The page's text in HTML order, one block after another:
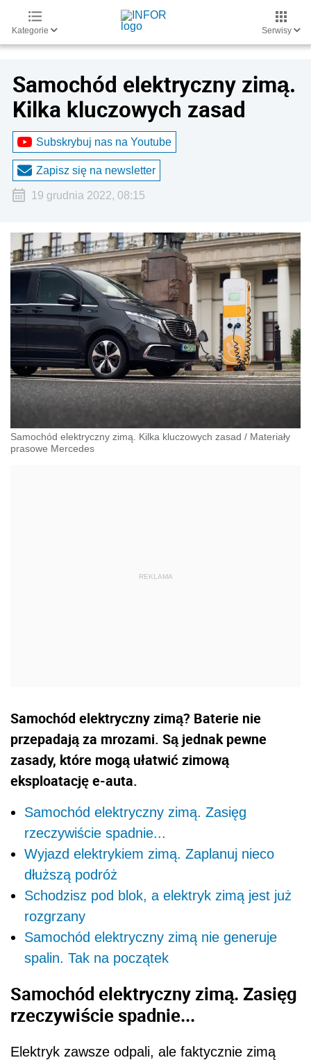
Kategorie Serwisy
Samochód elektryczny zimą.
Kilka kluczowych zasad
Subskrybuj nas na Youtube
Zapisz się na newsletter
19 grudnia 2022, 08:15
Samochód elektryczny zimą. Kilka kluczowych zasad / Materiały
prasowe Mercedes
Samochód elektryczny zimą? Baterie nie
przepadają za mrozami. Są jednak pewne
zasady, które mogą ułatwić zimową
eksploatację e-auta.
Samochód elektryczny zimą. Zasięg
rzeczywiście spadnie...
Wyjazd elektrykiem zimą. Zaplanuj nieco
dłuższą podróż
Schodzisz pod blok, a elektryk zimą jest już
rozgrzany
Samochód elektryczny zimą nie generuje
spalin. Tak na początek
Samochód elektryczny zimą. Zasięg
rzeczywiście spadnie...
Elektryk zawsze odpali, ale faktycznie zimą